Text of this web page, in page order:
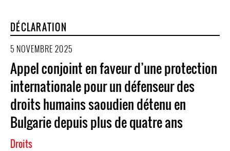
DÉCLARATION
5 NOVEMBRE 2025
Appel conjoint en faveur d’une protection
internationale pour un défenseur des
droits humains saoudien détenu en
Bulgarie depuis plus de quatre ans
Droits